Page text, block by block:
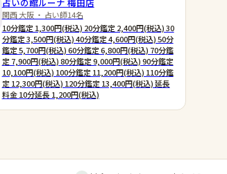
関西 大阪 ・ 占い師14名
10分鑑定 1,300円(税込) 20分鑑定 2,400円(税込) 30
分鑑定 3,500円(税込) 40分鑑定 4,600円(税込) 50分
鑑定 5,700円(税込) 60分鑑定 6,800円(税込) 70分鑑
定 7,900円(税込) 80分鑑定 9,000円(税込) 90分鑑定
10,100円(税込) 100分鑑定 11,200円(税込) 110分鑑
定 12,300円(税込) 120分鑑定 13,400円(税込) 延長
料金 10分延長 1,200円(税込)